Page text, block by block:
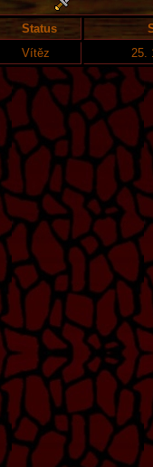
Status
Vítěz 25.